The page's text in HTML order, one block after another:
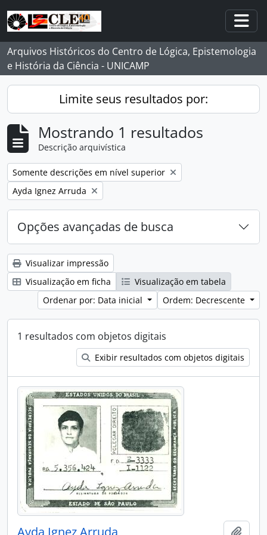
Skip to main content
Arquivos Históricos do Centro de Lógica, Epistemologia
e História da Ciência - UNICAMP
Limite seus resultados por:
Mostrando 1 resultados
Descrição arquivística
Remover filtro:
Somente descrições em nível superior
Remover filtro:
Ayda Ignez Arruda
Opções avançadas de busca
Visualizar impressão
Visualização em ficha
Visualização em tabela
Ordenar por: Data inicial
Ordem: Decrescente
1 resultados com objetos digitais
Exibir resultados com objetos digitais
Ayda Ignez Arruda